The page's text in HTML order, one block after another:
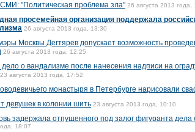
"Политическая проблема зла" 26 августа 2013 года,
просемейная организация поддержала
26 августа 2013 года, 13:30
Москвы Дегтярев допускает возможность
26 августа 2013 года, 12:25
о вандализме после нанесения надписи на
23 августа 2013 года, 17:52
монастыря в Петербурге нарисовали
девушек в колонии шить 23 августа 2013 года, 10:10
задержала отпущенного под залог фигуранта
18:07